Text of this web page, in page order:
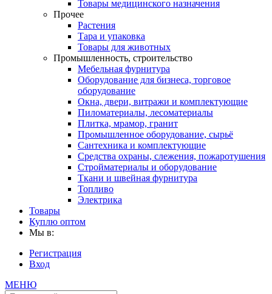
Товары медицинского назначения
Прочее
Растения
Тара и упаковка
Товары для животных
Промышленность, строительство
Мебельная фурнитура
Оборудование для бизнеса, торговое
оборудование
Окна, двери, витражи и комплектующие
Пиломатериалы, лесоматериалы
Плитка, мрамор, гранит
Промышленное оборудование, сырьё
Сантехника и комплектующие
Средства охраны, слежения, пожаротушения
Стройматериалы и оборудование
Ткани и швейная фурнитура
Топливо
Электрика
Товары
Куплю оптом
Мы в:
Регистрация
Вход
МЕНЮ